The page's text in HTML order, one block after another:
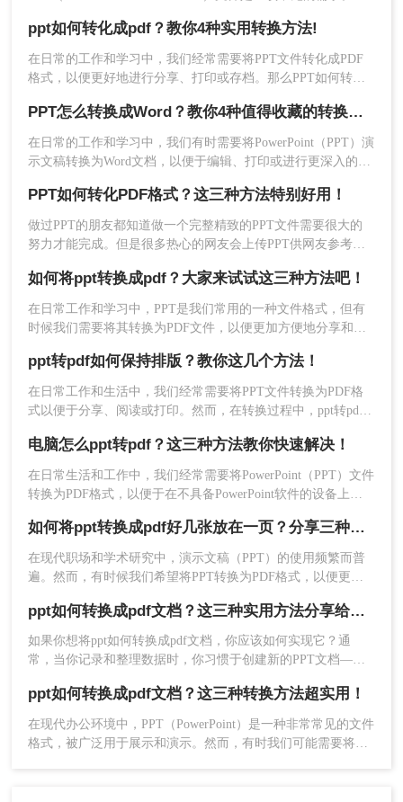
PDF-ppt转pdf，然后根据提示上传要转换的PPT文
件。
4、文档转换完成，打开即可查看转换后的文档。
方法三：在线转换工具
在线转换工具如记灵在线工具、lightpdf等，无需下
载安装任何软件，只需将PPT文件上传到云端平台
即可进行转换。这些工具通常支持多种文件格式转
换且操作简单快捷。
优点：无需安装软件，节省空间；支持多种文
件格式转换；操作简便快捷。
数。
迎。那么PPT如何转换成PDF呢？本文将介绍三种将PPT转换成
PDF的方法。
ppt如何转化成pdf？教你4种实用转换方法!
在日常的工作和学习中，我们经常需要将PPT文件转化成PDF
格式，以便更好地进行分享、打印或存档。那么PPT如何转化
PPT怎么转换成Word？教你4种值得收藏的转换方法!！
在日常的工作和学习中，我们有时需要将PowerPoint（PPT）演
示文稿转换为Word文档，以便于编辑、打印或进行更深入的内
的设计用途不同，因此直接转换并不总是直截了当。不过，借
助一些技巧和工具，我们可以有效地将PPT转换为Word格式。
那么PPT怎么转换成Word呢？以下是一些实用的方法，帮助你
PPT如何转化PDF格式？这三种方法特别好用！
做过PPT的朋友都知道做一个完整精致的PPT文件需要很大的
努力才能完成。但是很多热心的网友会上传PPT供网友参考，
能修改的，那么如何将PPT如何转化PDF格式呢？下面就给大
家分享一下PPT转PDF的方法吧。
如何将ppt转换成pdf？大家来试试这三种方法吧！
在日常工作和学习中，PPT是我们常用的一种文件格式，但有
时候我们需要将其转换为PDF文件，以便更加方便地分享和阅
而高效的方法，帮助您轻松完成转换。
ppt转pdf如何保持排版？教你这几个方法！
在日常工作和生活中，我们经常需要将PPT文件转换为PDF格
式以便于分享、阅读或打印。然而，在转换过程中，ppt转pdf
的问题。本文将为您介绍四种方法，帮助您在将PPT转换为
PDF时保持排版。
电脑怎么ppt转pdf？这三种方法教你快速解决！
在日常生活和工作中，我们经常需要将PowerPoint（PPT）文件
转换为PDF格式，以便于在不具备PowerPoint软件的设备上进
性，并且能够保留原文件的排版和格式。那么电脑怎么ppt转
pdf呢？以下是几种将PPT转换为PDF文件的方法。
如何将ppt转换成pdf好几张放在一页？分享三种简单且高效的方法！
在现代职场和学术研究中，演示文稿（PPT）的使用频繁而普
遍。然而，有时候我们希望将PPT转换为PDF格式，以便更方
面放在一个PDF页面中，以便节省空间和纸张。那么如何将ppt
转换成pdf好几张放在一页呢？在本文中，我们将介绍三种简单
且高效的方法，以满足这些需求。
ppt如何转换成pdf文档？这三种实用方法分享给你！
如果你想将ppt如何转换成pdf文档，你应该如何实现它？通
常，当你记录和整理数据时，你习惯于创建新的PPT文档——
格式转换的问题。今天小编就来解决一下ppt转pdf这个问题。
ppt如何转换成pdf文档？这三种转换方法超实用！
在现代办公环境中，PPT（PowerPoint）是一种非常常见的文件
格式，被广泛用于展示和演示。然而，有时我们可能需要将